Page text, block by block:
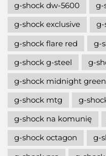
g-shock dw-5600
g-
g-shock exclusive
g-
g-shock flare red
g-
g-shock g-steel
g-
g-shock midnight green
g-shock mtg
g-
g-shock na komunię
g-shock octagon
g-